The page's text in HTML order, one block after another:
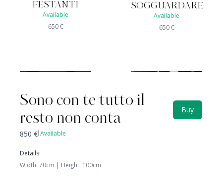
Sono con te tutto il
resto non conta
Buy
850 € Available
Details:
Width: 70cm | Height: 100cm
FESTANTI
Available
650€
SOGGUARDARE
Available
650€